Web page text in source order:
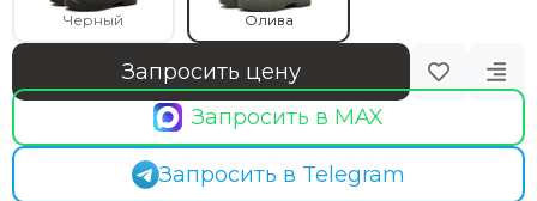
Черный Олива
Запросить цену
Запросить в MAX
Запросить в Telegram